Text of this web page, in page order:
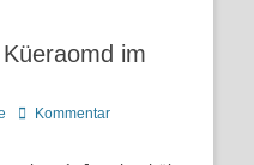
im
Kommentar